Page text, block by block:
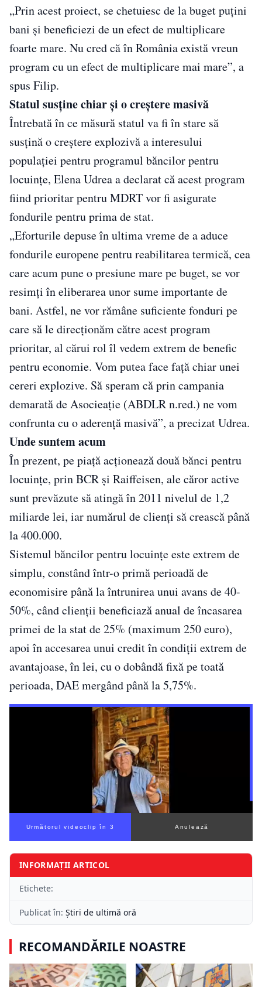
„Prin acest proiect, se chetuiesc de la buget puţini
bani şi beneficiezi de un efect de multiplicare
foarte mare. Nu cred că în România există vreun
program cu un efect de multiplicare mai mare”, a
spus Filip.
Statul susţine chiar şi o creştere masivă
Întrebată în ce măsură statul va fi în stare să
susţină o creştere explozivă a interesului
populaţiei pentru programul băncilor pentru
locuinţe, Elena Udrea a declarat că acest program
fiind prioritar pentru MDRT vor fi asigurate
fondurile pentru prima de stat.
„Eforturile depuse în ultima vreme de a aduce
fondurile europene pentru reabilitarea termică, cea
care acum pune o presiune mare pe buget, se vor
resimţi în eliberarea unor sume importante de
bani. Astfel, ne vor rămâne suficiente fonduri pe
care să le direcţionăm către acest program
prioritar, al cărui rol îl vedem extrem de benefic
pentru economie. Vom putea face faţă chiar unei
cereri explozive. Să speram că prin campania
demarată de Asocieaţie (ABDLR n.red.) ne vom
confrunta cu o aderenţă masivă”, a precizat Udrea.
Unde suntem acum
În prezent, pe piaţă acţionează două bănci pentru
locuinţe, prin BCR şi Raiffeisen, ale căror active
sunt prevăzute să atingă în 2011 nivelul de 1,2
miliarde lei, iar numărul de clienţi să crească până
la 400.000.
Sistemul băncilor pentru locuinţe este extrem de
simplu, constând într-o primă perioadă de
economisire până la întrunirea unui avans de 40-
50%, când clienţii beneficiază anual de încasarea
primei de la stat de 25% (maximum 250 euro),
apoi în accesarea unui credit în condiţii extrem de
avantajoase, în lei, cu o dobândă fixă pe toată
perioada, DAE mergând până la 5,75%.
Următorul videoclip în 3 Anulează
INFORMAȚII ARTICOL
Etichete:
Publicat în: Știri de ultimă oră
RECOMANDĂRILE NOASTRE